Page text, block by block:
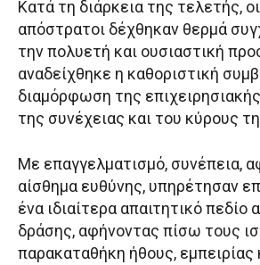
Κατά τη διάρκεια της τελετής,
απόστρατοι δέχθηκαν θερμά
την πολυετή και ουσιαστική
αναδείχθηκε η καθοριστική
διαμόρφωση της
της συνέχειας και του κύρους
Με επαγγελματισμό, συνέπεια,
αίσθημα ευθύνης, υπηρέτησαν
ένα ιδιαίτερα απαιτητικό πεδίο
δράσης, αφήνοντας πίσω τους
παρακαταθήκη ήθους, εμπειρίας